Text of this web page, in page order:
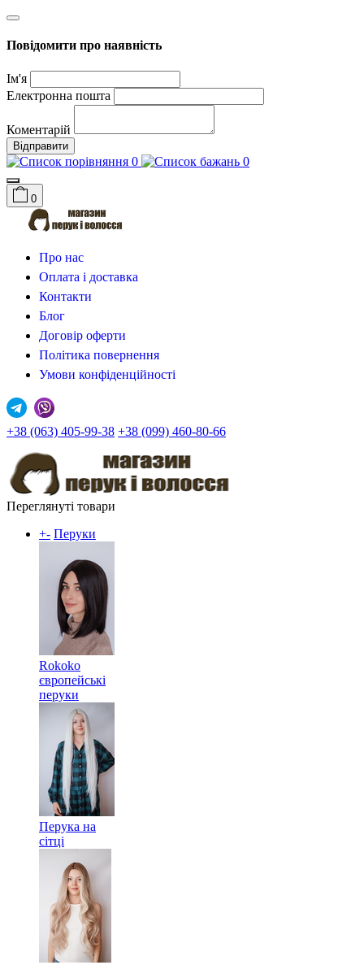
Повідомити про наявність
Ім'я
Електронна пошта
Коментарій
Відправити
0 0
0
Про нас
Оплата і доставка
Контакти
Блог
Договір оферти
Політика повернення
Умови конфіденційності
+38 (063) 405-99-38 +38 (099) 460-80-66
Переглянуті товари
+- Перуки
Rokoko
європейські
перуки
Перука на
сітці